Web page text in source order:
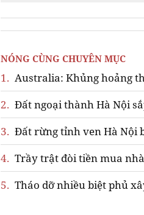
NÓNG CÙNG CHUYÊN MỤC
1. Australia: Khủng hoảng
2. Đất ngoại thành Hà Nội
3. Đất rừng tỉnh ven Hà Nội
4. Trầy trật đòi tiền mua
5. Tháo dỡ nhiều biệt phủ